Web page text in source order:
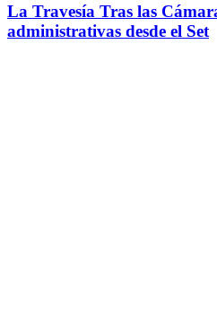
La Travesía Tras las
administrativas desde el Set